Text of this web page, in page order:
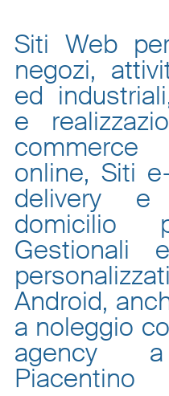
Siti Web
negozi,
ed
e
online, Siti
delivery
domicilio
Gestionali
Android,
a noleggio
agency a
Piacentino